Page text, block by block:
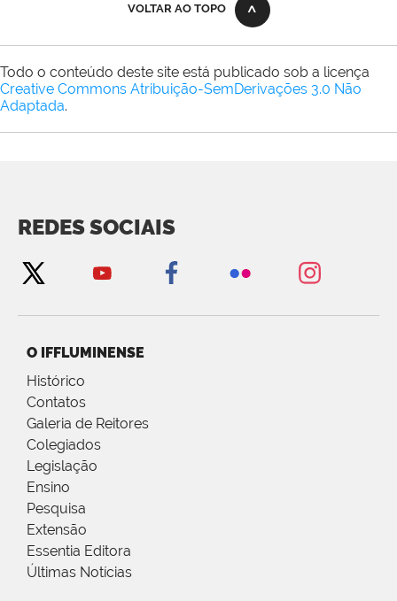
VOLTAR AO TOPO
Todo o conteúdo deste site está publicado sob a licença
Creative Commons Atribuição-SemDerivações 3.0 Não
Adaptada.
REDES SOCIAIS
O IFFLUMINENSE
Histórico
Contatos
Galeria de Reitores
Colegiados
Legislação
Ensino
Pesquisa
Extensão
Essentia Editora
Últimas Notícias